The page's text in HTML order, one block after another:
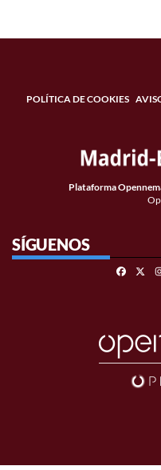
POLÍTICA DE COOKIES
Plataforma
SÍGUENOS